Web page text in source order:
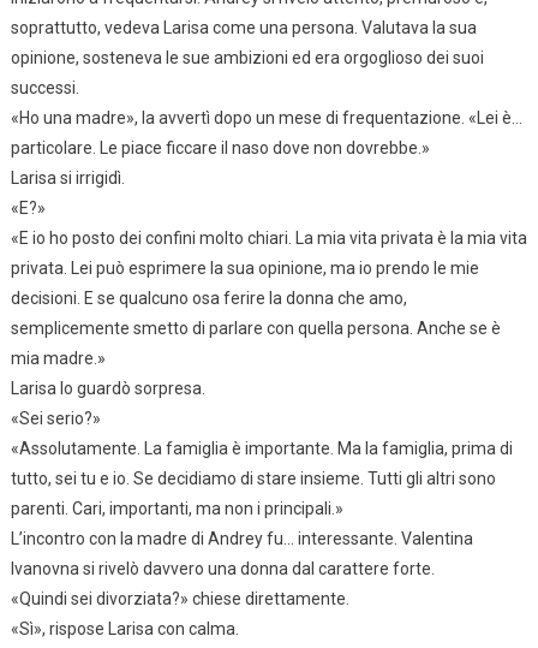
soprattutto, vedeva Larisa come una persona. Valutava la sua
opinione, sosteneva le sue ambizioni ed era orgoglioso dei suoi
successi.
«Ho una madre», la avvertì dopo un mese di frequentazione. «Lei è…
particolare. Le piace ficcare il naso dove non dovrebbe.»
Larisa si irrigidì.
«E?»
«E io ho posto dei confini molto chiari. La mia vita privata è la mia vita
privata. Lei può esprimere la sua opinione, ma io prendo le mie
decisioni. E se qualcuno osa ferire la donna che amo,
semplicemente smetto di parlare con quella persona. Anche se è
mia madre.»
Larisa lo guardò sorpresa.
«Sei serio?»
«Assolutamente. La famiglia è importante. Ma la famiglia, prima di
tutto, sei tu e io. Se decidiamo di stare insieme. Tutti gli altri sono
parenti. Cari, importanti, ma non i principali.»
L’incontro con la madre di Andrey fu… interessante. Valentina
Ivanovna si rivelò davvero una donna dal carattere forte.
«Quindi sei divorziata?» chiese direttamente.
«Sì», rispose Larisa con calma.